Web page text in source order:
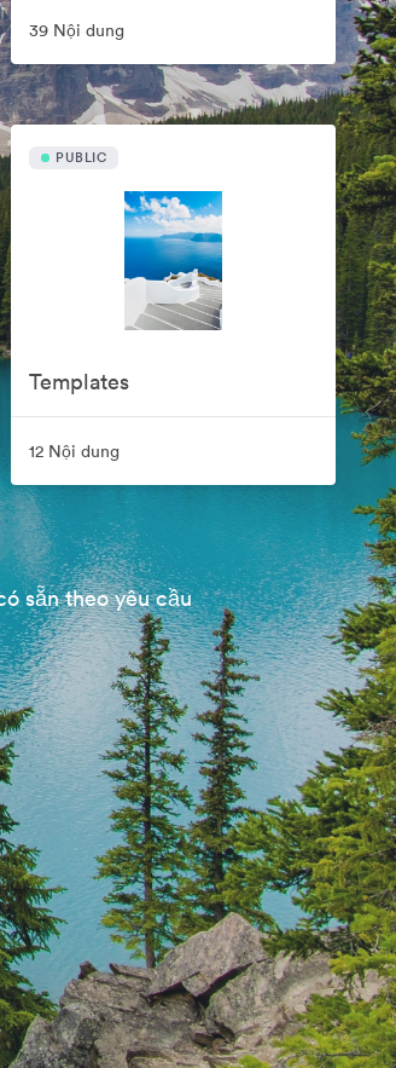
39 Nội dung
PUBLIC
Templates
12 Nội dung
sẵn theo yêu cầu